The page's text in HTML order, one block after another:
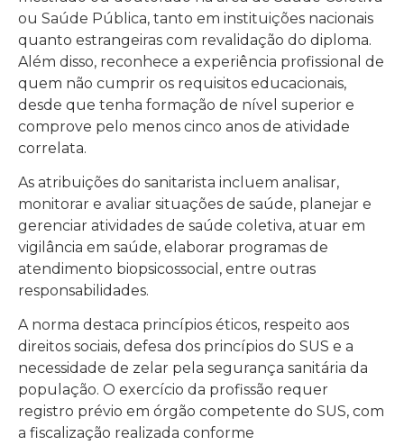
ou Saúde Pública, tanto em instituições nacionais
quanto estrangeiras com revalidação do diploma.
Além disso, reconhece a experiência profissional de
quem não cumprir os requisitos educacionais,
desde que tenha formação de nível superior e
comprove pelo menos cinco anos de atividade
correlata.
As atribuições do sanitarista incluem analisar,
monitorar e avaliar situações de saúde, planejar e
gerenciar atividades de saúde coletiva, atuar em
vigilância em saúde, elaborar programas de
atendimento biopsicossocial, entre outras
responsabilidades.
A norma destaca princípios éticos, respeito aos
direitos sociais, defesa dos princípios do SUS e a
necessidade de zelar pela segurança sanitária da
população. O exercício da profissão requer
registro prévio em órgão competente do SUS, com
a fiscalização realizada conforme